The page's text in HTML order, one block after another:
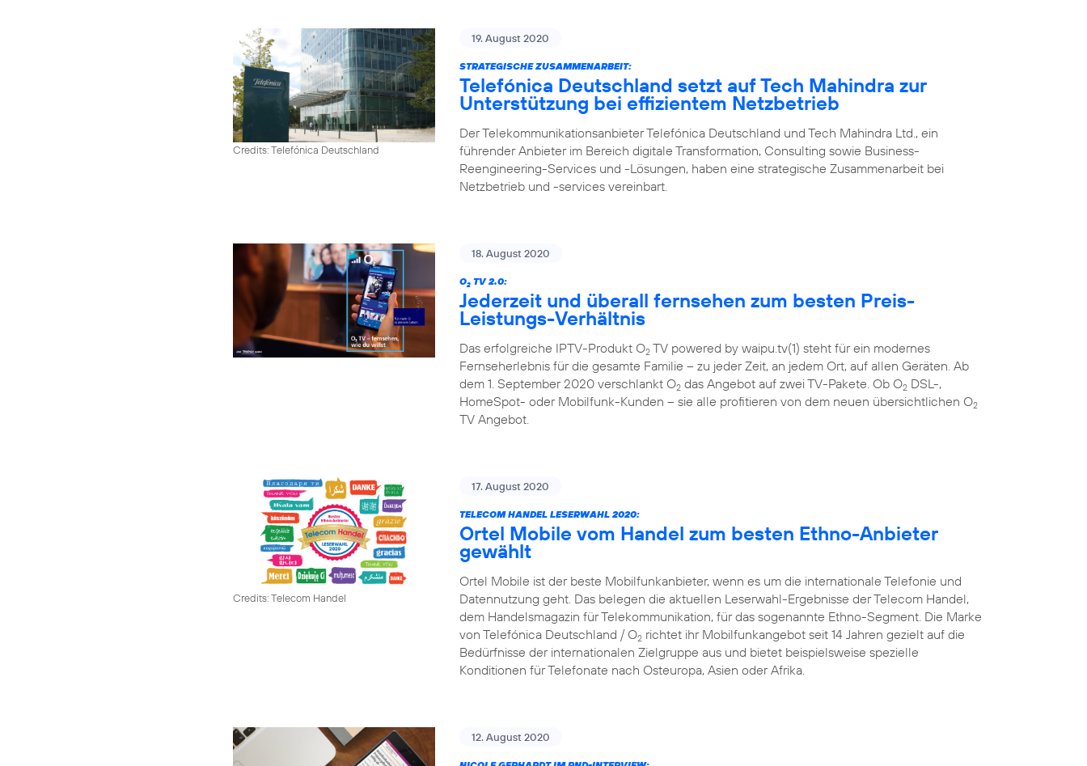
Credits: Telefónica Deutschland
19. August 2020
STRATEGISCHE ZUSAMMENARBEIT:
Telefónica Deutschland setzt auf Tech Mahindra zur
Unterstützung bei effizientem Netzbetrieb
Der Telekommunikationsanbieter Telefónica Deutschland und Tech Mahindra Ltd., ein
führender Anbieter im Bereich digitale Transformation, Consulting sowie Business-
Reengineering-Services und -Lösungen, haben eine strategische Zusammenarbeit bei
Netzbetrieb und -services vereinbart.
18. August 2020
O2 TV 2.0:
Jederzeit und überall fernsehen zum besten Preis-
Leistungs-Verhältnis
Das erfolgreiche IPTV-Produkt O2 TV powered by waipu.tv(1) steht für ein modernes
Fernseherlebnis für die gesamte Familie – zu jeder Zeit, an jedem Ort, auf allen Geräten. Ab
dem 1. September 2020 verschlankt O2 das Angebot auf zwei TV-Pakete. Ob O2 DSL-,
HomeSpot- oder Mobilfunk-Kunden – sie alle profitieren von dem neuen übersichtlichen O2
TV Angebot.
Credits: Telecom Handel
17. August 2020
TELECOM HANDEL LESERWAHL 2020:
Ortel Mobile vom Handel zum besten Ethno-Anbieter
gewählt
Ortel Mobile ist der beste Mobilfunkanbieter, wenn es um die internationale Telefonie und
Datennutzung geht. Das belegen die aktuellen Leserwahl-Ergebnisse der Telecom Handel,
dem Handelsmagazin für Telekommunikation, für das sogenannte Ethno-Segment. Die Marke
von Telefónica Deutschland / O2 richtet ihr Mobilfunkangebot seit 14 Jahren gezielt auf die
Bedürfnisse der internationalen Zielgruppe aus und bietet beispielsweise spezielle
Konditionen für Telefonate nach Osteuropa, Asien oder Afrika.
12. August 2020